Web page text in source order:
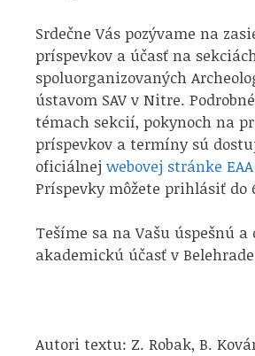
Srdečne Vás pozývame na
príspevkov a účasť na
spoluorganizovaných
ústavom SAV v Nitre.
témach sekcií, pokynoch na
príspevkov a termíny sú
oficiálnej webovej stránke
Príspevky môžete prihlásiť do
Tešíme sa na Vašu úspešnú a
akademickú účasť v
Autori textu: Z. Robak, B.